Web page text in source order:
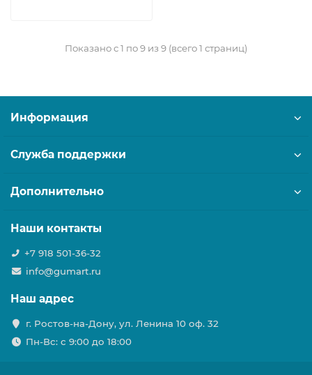
Показано с 1 по 9 из 9 (всего 1 страниц)
Информация
Служба поддержки
Дополнительно
Наши контакты
+7 918 501-36-32
info@gumart.ru
Наш адрес
г. Ростов-на-Дону, ул. Ленина 10 оф. 32
Пн-Вс: c 9:00 до 18:00